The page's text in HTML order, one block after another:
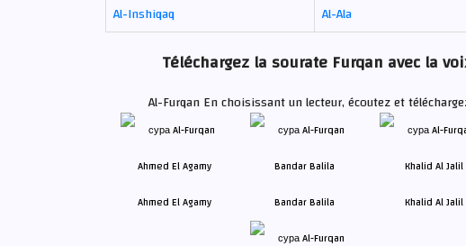
Al-Inshiqaq
Al-Ala
Téléchargez la sourate Furqan avec la
Al-Furqan En choisissant un lecteur, écoutez et
Ahmed El Agamy Bandar Balila Khalid Al Jalil